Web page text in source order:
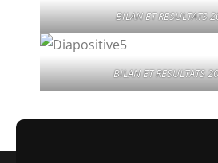
BILAN ET RESULTATS
BILAN ET RESULTATS